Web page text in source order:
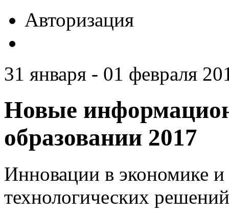
Авторизация
31 января - 01 февраля
Новые
образовании 2017
Инновации в экономике и
технологических